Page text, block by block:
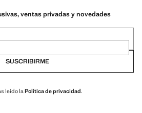
ventas privadas y novedades
SUSCRIBIRME
leído laPolítica de privacidad.